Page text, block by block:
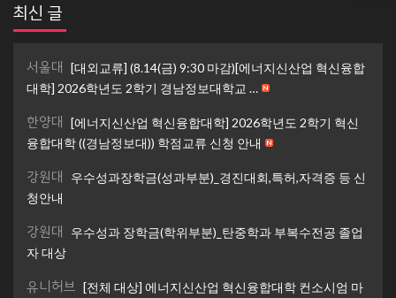
최신 글
서울대 [대외교류] (8.14(금) 9:30 마감)[에너지신산업 혁신융합
대학] 2026학년도 2학기 경남정보대학교 …
한양대 [에너지신산업 혁신융합대학] 2026학년도 2학기 혁신
융합대학 ((경남정보대)) 학점교류 신청 안내
강원대
우수성과장학금(성과부분)_경진대회,특허,자격증 등 신
청안내
강원대
우수성과 장학금(학위부분)_탄중학과 부복수전공 졸업
자 대상
유니허브 [전체 대상] 에너지신산업 혁신융합대학 컨소시엄 마